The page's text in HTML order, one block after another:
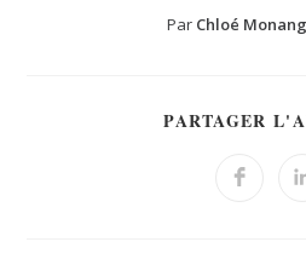
Par Chloé
PARTAGER